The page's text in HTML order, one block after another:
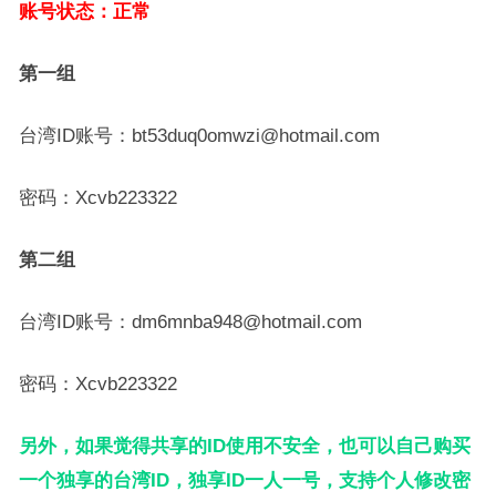
账号状态：正常
第一组
台湾ID账号：bt53duq0omwzi@hotmail.com
密码：Xcvb223322
第二组
台湾ID账号：dm6mnba948@hotmail.com
密码：Xcvb223322
另外，如果觉得共享的ID使用不安全，也可以自己购买
一个独享的台湾ID，独享ID一人一号，支持个人修改密